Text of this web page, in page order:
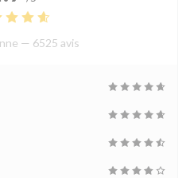
— 6525 avis